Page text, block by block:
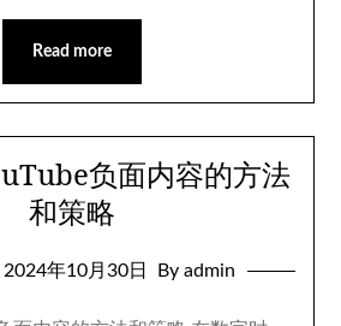
Read more
负面内容的方法
和策略
2024年10月30日 By admin